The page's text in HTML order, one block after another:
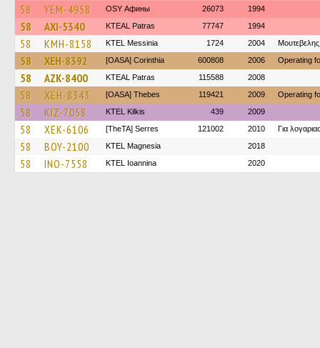
58 YEM-4958 OSY Афины 26073 1994
58 AXI-5340 KTEAL Patras 77747 1994
58 KMH-8158 KTEL Messinia 1724 2004 Μουτεβελης
58 XEH-8392 [OASA] Corinthia 600808 2006 Operating
58 AZK-8400 KTEAL Patras 115588 2008
58 XEH-8343 [OASA] Thebes 119421 2009 Operating
58 KIZ-7058 KTEL Kilkis 439 2009
58 XEK-6106 [TheTA] Serres 121002 2010 Για
58 BOY-2100 ΚΤΕL Magnesia 2018
58 INO-7558 KTEL Ioannina 2020